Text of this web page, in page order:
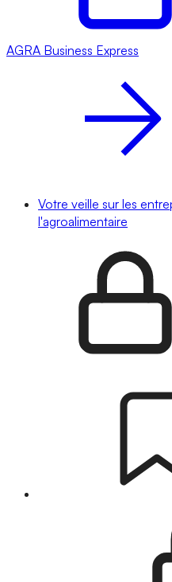
AGRA Business Express
Votre veille sur les
l'agroalimentaire